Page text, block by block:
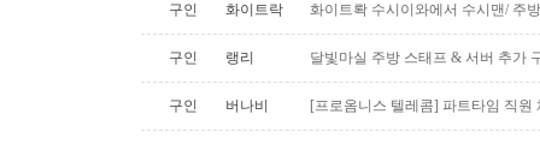
구인 화이트락 화이트롹 수시이와에서 수시맨/ 주
구인 랭리 달빛마실 주방 스태프 & 서버 추가
구인 버나비 [프로옴니스 텔레콤] 파트타임 직원